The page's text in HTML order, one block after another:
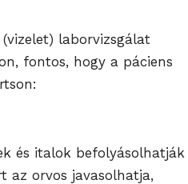
laborvizsgálat
fontos, hogy a páciens
és italok befolyásolhatják
az orvos javasolhatja,